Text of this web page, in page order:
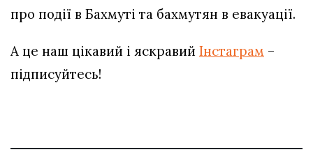
про події в Бахмуті та бахмутян в евакуації.
А це наш цікавий і яскравий Інстаграм –
підписуйтесь!